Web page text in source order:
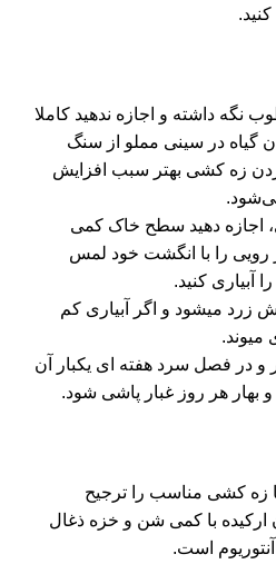
نگه داشته و اجازه ندهید کاملا
گیاه در سینی مملو از سنگ
زه کشی بهتر سبب افزایش
اجازه دهید سطح خاک کمی
را با انگشت خود لمس
آبیاری کنید.
زرد میشود و اگر آبیاری کم
میوند.
و در فصل سرد هفته ای یکبار آن
و بهار هر روز غبار پاشی شود.
زه کشی مناسب را ترجیح
با کمی شن و خزه ذغال
است.